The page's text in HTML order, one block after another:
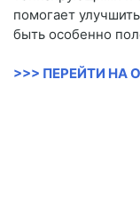
помогает
быть особенно
>>> ПЕРЕЙТИ НА